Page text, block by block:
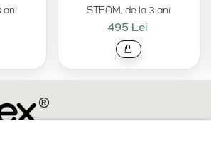
ani STEAM, de la 3 ani
495 Lei